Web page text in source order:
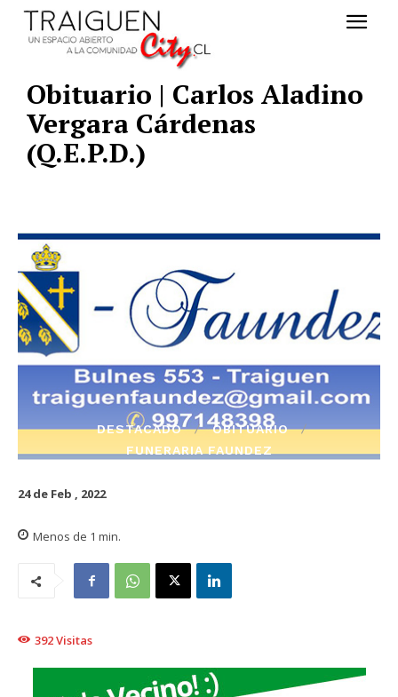
Obituario | Carlos Aladino
Vergara Cárdenas
(Q.E.P.D.)
DESTACADO
OBITUARIO
FUNERARIA FAUNDEZ
24 de Feb , 2022
Menos de 1 min.
392Visitas